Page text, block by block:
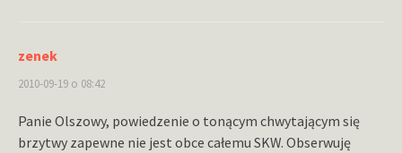
zenek
2010-09-19 o 08:42
Panie Olszowy, powiedzenie o tonącym chwytającym się
brzytwy zapewne nie jest obce całemu SKW. Obserwuję